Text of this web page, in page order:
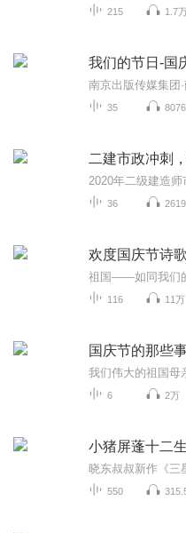
215 1.7
我们的节日-国
35 8076
二建市政冲刺
36 2619
欢度国庆节诗
116 11万
国庆节的那些
6 2万
550